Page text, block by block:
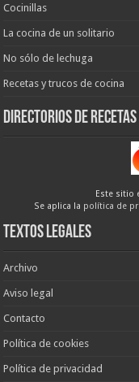
Cocinillas
La cocina de un solitario
No sólo de lechuga
Recetas y trucos de cocina
Directorios de recetas
Este sitio
Se aplica la política de
Textos legales
Archivo
Aviso legal
Contacto
Política de cookies
Política de privacidad